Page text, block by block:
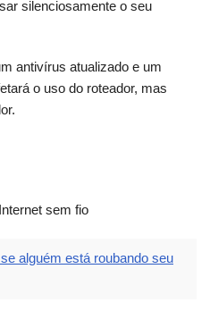
silenciosamente o seu
antivírus atualizado e um
o uso do roteador, mas
sem fio
alguém está roubando seu